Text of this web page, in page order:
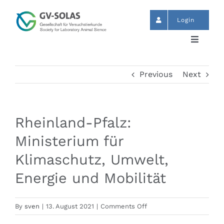
content
Login
Toggle
Start
GV-SOLAS
Publikationen
Previous Next
Rheinland-Pfalz:
Ministerium für
Klimaschutz, Umwelt,
Energie und Mobilität
By sven | 13. August 2021 | Comments Offon
Rheinland-